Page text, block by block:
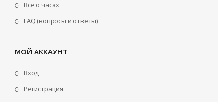
Всё о часах
FAQ (вопросы и ответы)
МОЙ АККАУНТ
Вход
Регистрация